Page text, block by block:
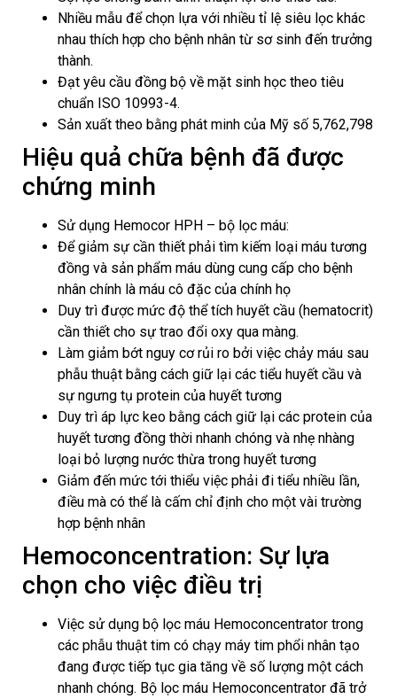
Nhiều mẫu để chọn lựa với nhiều tỉ lệ siêu lọc khác
nhau thích hợp cho bệnh nhân từ sơ sinh đến trưởng
thành.
Đạt yêu cầu đồng bộ về mặt sinh học theo tiêu
chuẩn ISO 10993-4.
Sản xuất theo bằng phát minh của Mỹ số 5,762,798
Hiệu quả chữa bệnh đã được
chứng minh
Sử dụng Hemocor HPH – bộ lọc máu:
Để giảm sự cần thiết phải tìm kiếm loại máu tương
đồng và sản phẩm máu dùng cung cấp cho bệnh
nhân chính là máu cô đặc của chính họ
Duy trì được mức độ thể tích huyết cầu (hematocrit)
cần thiết cho sự trao đổi oxy qua màng.
Làm giảm bớt nguy cơ rủi ro bởi việc chảy máu sau
phẫu thuật bằng cách giữ lại các tiểu huyết cầu và
sự ngưng tụ protein của huyết tương
Duy trì áp lực keo bằng cách giữ lại các protein của
huyết tương đồng thời nhanh chóng và nhẹ nhàng
loại bỏ lượng nước thừa trong huyết tương
Giảm đến mức tới thiểu việc phải đi tiểu nhiều lần,
điều mà có thể là cấm chỉ định cho một vài trường
hợp bệnh nhân
Hemoconcentration: Sự lựa
chọn cho việc điều trị
Việc sử dụng bộ lọc máu Hemoconcentrator trong
các phẫu thuật tim có chạy máy tim phổi nhân tạo
đang được tiếp tục gia tăng về số lượng một cách
nhanh chóng. Bộ lọc máu Hemoconcentrator đã trở